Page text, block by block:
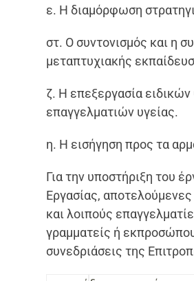
ε. Η διαμόρφωση
στ. Ο συντονισμός και η
μεταπτυχιακής
ζ. Η επεξεργασία
επαγγελματιών υγείας.
η. Η εισήγηση προς τα
Για την υποστήριξη του
Εργασίας,
και λοιπούς
γραμματείς ή
συνεδριάσεις της